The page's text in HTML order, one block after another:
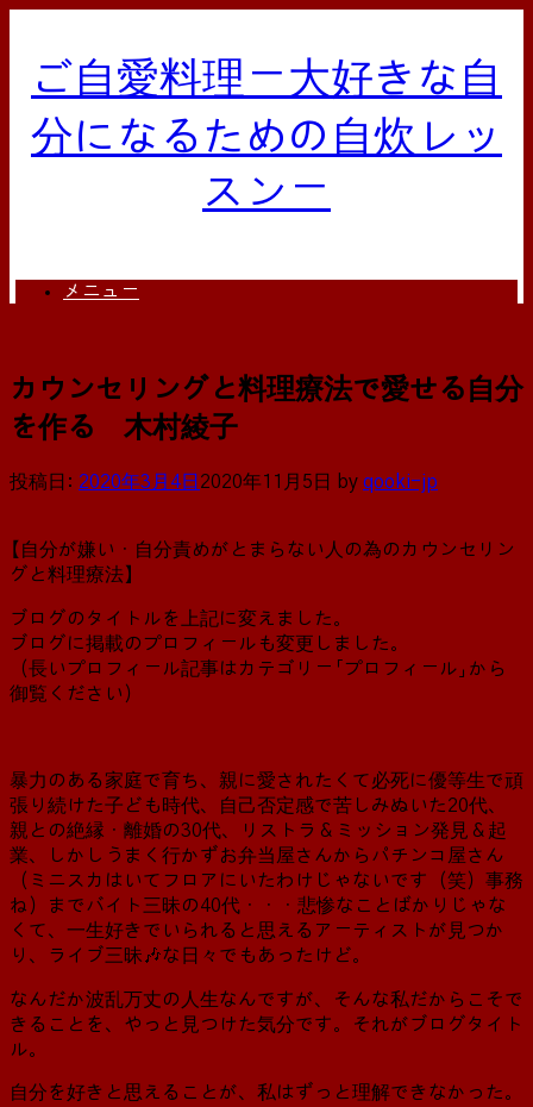
ご自愛料理ー大好きな自
分になるための自炊レッ
スンー
メニュー
カウンセリングと料理療法で愛せる自分
を作る 木村綾子
投稿日: 2020年3月4日 2020年11月5日 by qooki-jp
【自分が嫌い・自分責めがとまらない人の為のカウンセリン
グと料理療法】
ブログのタイトルを上記に変えました。
ブログに掲載のプロフィールも変更しました。
（長いプロフィール記事はカテゴリー「プロフィール」から
御覧ください）
暴力のある家庭で育ち、親に愛されたくて必死に優等生で頑
張り続けた子ども時代、自己否定感で苦しみぬいた20代、
親との絶縁・離婚の30代、リストラ＆ミッション発見＆起
業、しかしうまく行かずお弁当屋さんからパチンコ屋さん
（ミニスカはいてフロアにいたわけじゃないです（笑）事務
ね）までバイト三昧の40代・・・悲惨なことばかりじゃな
くて、一生好きでいられると思えるアーティストが見つか
り、ライブ三昧🎶な日々でもあったけど。
なんだか波乱万丈の人生なんですが、そんな私だからこそで
きることを、やっと見つけた気分です。それがブログタイト
ル。
自分を好きと思えることが、私はずっと理解できなかった。